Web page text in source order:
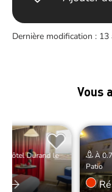
Dernière modification :
Vous
Hôtel Durand le
À
Patio